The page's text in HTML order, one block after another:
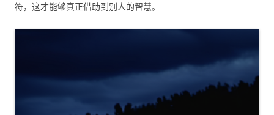
符，这才能够真正借助到别人的智慧。